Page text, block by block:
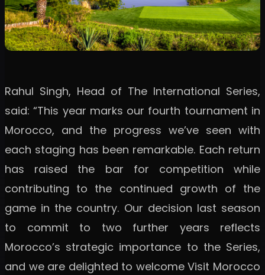
Rahul Singh, Head of The International Series,
said: “This year marks our fourth tournament in
Morocco, and the progress we’ve seen with
each staging has been remarkable. Each return
has raised the bar for competition while
contributing to the continued growth of the
game in the country. Our decision last season
to commit to two further years reflects
Morocco’s strategic importance to the Series,
and we are delighted to welcome Visit Morocco